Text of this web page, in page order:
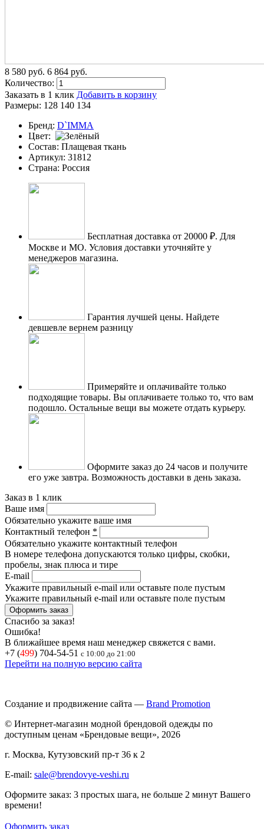
8 580 pуб. 6 864 pуб.
Количество:
Заказать в 1 клик Добавить в корзину
Размеры: 128 140 134
Бренд: D`IMMA
Цвет:
Состав: Плащевая ткань
Артикул: 31812
Страна: Россия
Бесплатная доставка от 20000 ₽. Для
Москве и МО. Условия доставки уточняйте у
менеджеров магазина.
Гарантия лучшей цены. Найдете
девшевле вернем разницу
Примеряйте и оплачивайте только
подходящие товары. Вы оплачиваете только то, что вам
подошло. Остальные вещи вы можете отдать курьеру.
Оформите заказ до 24 часов и получите
его уже завтра. Возможность доставки в день заказа.
Заказ в 1 клик
Ваше имя
Обязательно укажите ваше имя
Контактный телефон *
Обязательно укажите контактный телефон
В номере телефона допускаются только цифры, скобки,
пробелы, знак плюса и тире
E-mail
Укажите правильный e-mail или оставьте поле пустым
Укажите правильный e-mail или оставьте поле пустым
Спасибо за заказ!
Ошибка!
В ближайшее время наш менеджер свяжется с вами.
+7 (499) 704-54-51 с 10:00 до 21:00
Перейти на полную версию сайта
Создание и продвижение сайта — Brand Promotion
© Интернет-магазин модной брендовой одежды по
доступным ценам «Брендовые вещи», 2026
г. Москва, Кутузовский пр-т 36 к 2
E-mail: sale@brendovye-veshi.ru
Оформите заказ: 3 простых шага, не больше 2 минут Вашего
времени!
Оформить заказ